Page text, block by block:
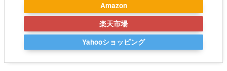
Amazon
楽天市場
Yahooショッピング